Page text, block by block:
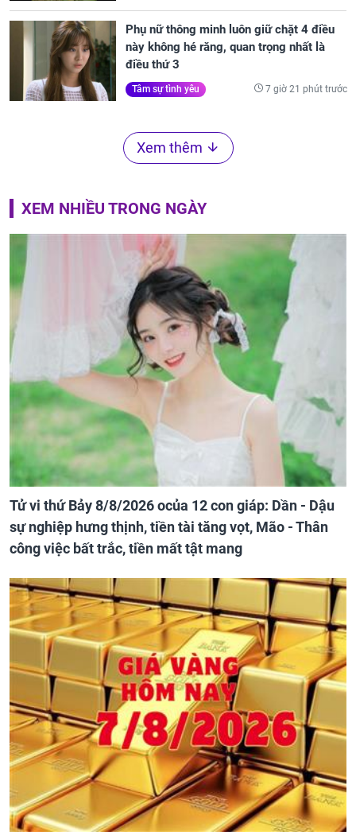
Phụ nữ thông minh luôn giữ chặt 4 điều
này không hé răng, quan trọng nhất là
điều thứ 3
Tâm sự tình yêu 7 giờ 21 phút trước
Xem thêm
XEM NHIỀU TRONG NGÀY
Tử vi thứ Bảy 8/8/2026 ocủa 12 con giáp: Dần - Dậu
sự nghiệp hưng thịnh, tiền tài tăng vọt, Mão - Thân
công việc bất trắc, tiền mất tật mang